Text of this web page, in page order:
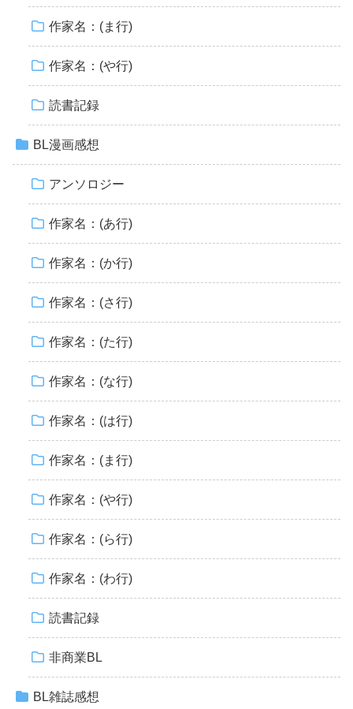
作家名：(ま行)
作家名：(や行)
読書記録
BL漫画感想
アンソロジー
作家名：(あ行)
作家名：(か行)
作家名：(さ行)
作家名：(た行)
作家名：(な行)
作家名：(は行)
作家名：(ま行)
作家名：(や行)
作家名：(ら行)
作家名：(わ行)
読書記録
非商業BL
BL雑誌感想